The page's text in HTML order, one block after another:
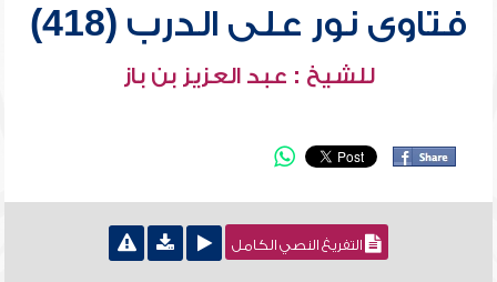
فتاوى نور على الدرب (418)
للشيخ : عبد العزيز بن باز
التفريغ النصي الكامل